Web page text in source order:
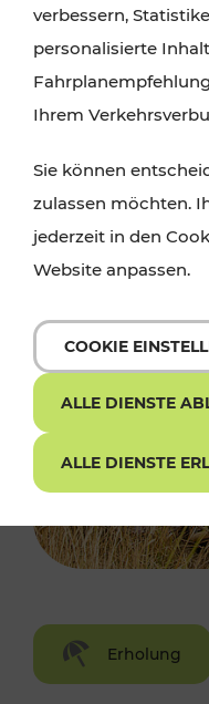
Erholung
verbessern,
personalisierte
Ihrem
Sie können
zulassen möchten.
jederzeit in den
Website anpassen.
COOKIE
ALLE DIENSTE
ALLE DIENSTE